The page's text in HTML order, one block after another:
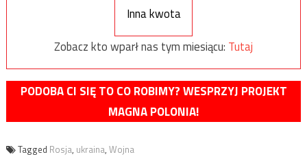
Inna kwota
Zobacz kto wparł nas tym miesiącu: Tutaj
PODOBA CI SIĘ TO CO ROBIMY? WESPRZYJ PROJEKT
MAGNA POLONIA!
Tagged Rosja, ukraina, Wojna